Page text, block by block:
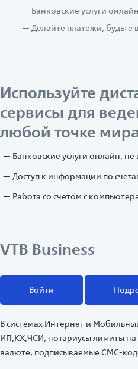
Банковские услуги
Делайте платежи, будьте
Используйте
сервисы для
любой точке
Банковские услуги онлайн,
Доступ к информации по
Работа со счетом с
VTB Business
Войти
В системах Интернет и
ИП,КХ,ЧСИ, нотариусы лимиты
валюте, подписываемые СМС-